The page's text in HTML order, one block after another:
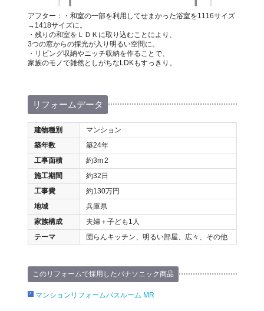
アフター：・和室の一部を利用してせまかった浴室を1116サイズ
→1418サイズに。
・残りの和室をＬＤＫに取り込むことにより、
3つの窓からの採光が入り明るい空間に。
・リビング収納やニッチ収納を作ることで、
家族のモノで雑然としがちなLDKもすっきり。
リフォームデータ
建物種別
マンション
築年数
築24年
工事面積
約3m2
施工期間
約32日
工事費
約130万円
地域
兵庫県
家族構成
夫婦＋子ども1人
テーマ
団らんキッチン、明るい部屋、広々、その他
このリフォームで採用したパナソニック商品
マンションリフォームバスルーム MR